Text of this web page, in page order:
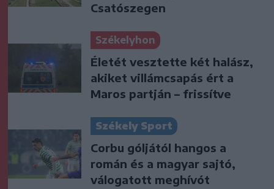
Csatószegen
Székelyhon
Életét vesztette két halász,
akiket villámcsapás ért a
Maros partján – frissítve
Székely Sport
Corbu góljától hangos a
román és a magyar sajtó,
válogatott meghívót